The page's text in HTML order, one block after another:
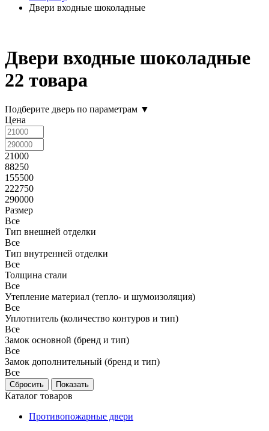
Двери входные шоколадные
Двери входные шоколадные
22 товара
Подберите дверь по параметрам ▼
Цена
21000
88250
155500
222750
290000
Размер
Все
Тип внешней отделки
Все
Тип внутренней отделки
Все
Толщина стали
Все
Утепление материал (тепло- и шумоизоляция)
Все
Уплотнитель (количество контуров и тип)
Все
Замок основной (бренд и тип)
Все
Замок дополнительный (бренд и тип)
Все
Каталог товаров
Противопожарные двери